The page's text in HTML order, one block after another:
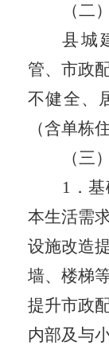
（二
县城
管、市政
不健全、
（含单栋
（三
1 ．
本生活需
设施改造
墙、楼梯
提升市政
内部及与